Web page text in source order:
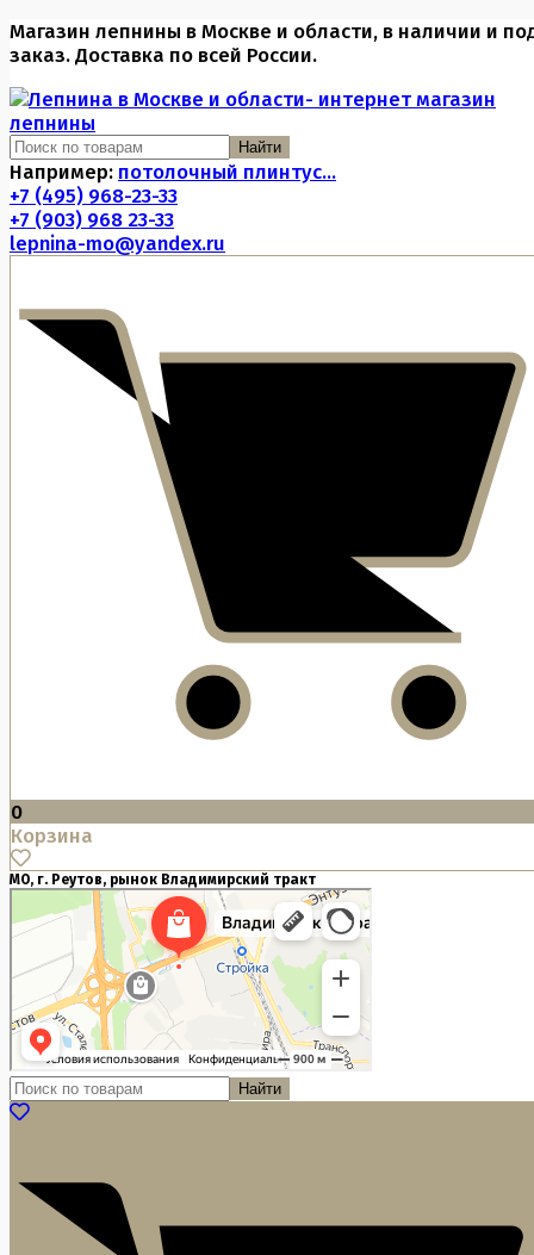
Магазин лепнины в Москве и области, в наличии и
заказ. Доставка по всей России.
Найти
Например: потолочный плинтус...
+7 (495) 968-23-33
+7 (903) 968 23-33
lepnina-mo@yandex.ru
0
Корзина
МО, г. Реутов, рынок Владимирский тракт
Найти